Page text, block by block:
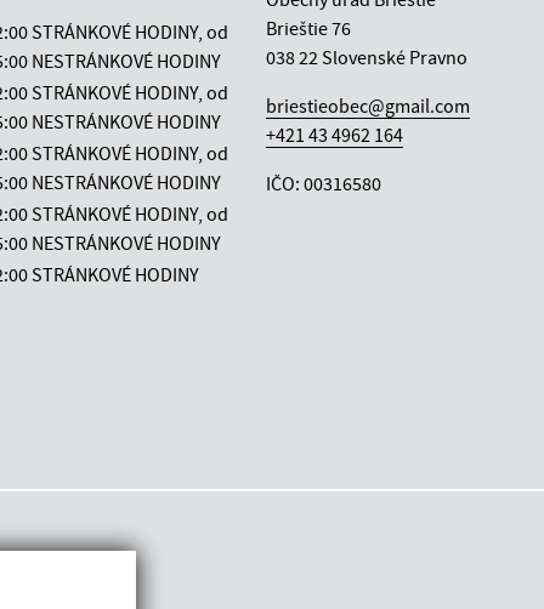
STRÁNKOVÉ HODINY, od
NESTRÁNKOVÉ HODINY
STRÁNKOVÉ HODINY, od
NESTRÁNKOVÉ HODINY
STRÁNKOVÉ HODINY, od
NESTRÁNKOVÉ HODINY
STRÁNKOVÉ HODINY, od
NESTRÁNKOVÉ HODINY
STRÁNKOVÉ HODINY
Brieštie 76
038 22 Slovenské Pravno
briestieobec@gmail.com
+421 43 4962 164
IČO: 00316580